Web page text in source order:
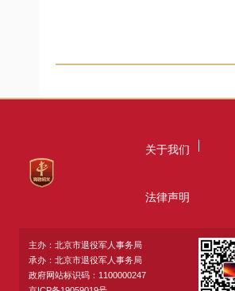
关于我们
法律声明
主办：北京市退役军人事务局
承办：北京市退役军人事务局
政府网站标识码：1100000247